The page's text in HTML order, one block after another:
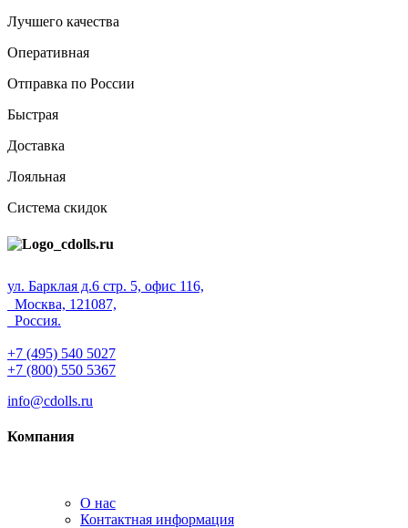
Лучшего качества
Оперативная
Отправка по России
Быстрая
Доставка
Лояльная
Система скидок
ул. Барклая д.6 стр. 5, офис 116,
Москва, 121087,
Россия.
+7 (495) 540 5027
+7 (800) 550 5367
info@cdolls.ru
Компания
О нас
Контактная информация